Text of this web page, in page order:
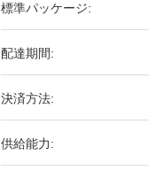
標準パッケージ:
配達期間:
決済方法:
供給能力: